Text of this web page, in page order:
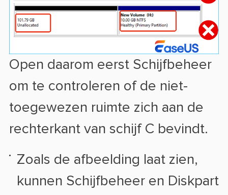
Open daarom eerst Schijfbeheer
om te controleren of de niet-
toegewezen ruimte zich aan de
rechterkant van schijf C bevindt.
Zoals de afbeelding laat zien,
kunnen Schijfbeheer en Diskpart